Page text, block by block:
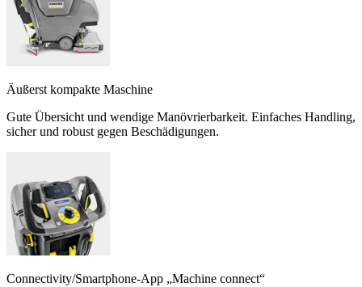
Äußerst kompakte Maschine
Gute Übersicht und wendige Manövrierbarkeit. Einfaches Handling,
sicher und robust gegen Beschädigungen.
Connectivity/Smartphone-App „Machine connect“